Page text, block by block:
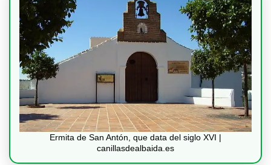
Ermita de San Antón, que data del siglo XVI |
canillasdealbaida.es